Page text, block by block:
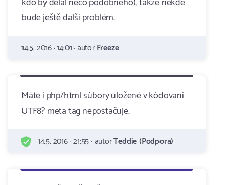
bude ještě další problém.
14.5. 2016 · 14:01 · autorFreeze
Máte i php/html súbory uložené v kódovaní
UTF8? meta tag nepostačuje.
14.5. 2016 · 21:55 · autorTeddie (Podpora)